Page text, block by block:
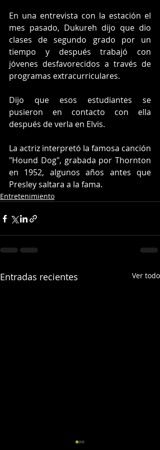
En una entrevista con la estación el
mes pasado, Dukureh dijo que dio
clases de segundo grado por un
tiempo y después trabajó con
jóvenes desfavorecidos a través de
programas extracurriculares.
Dijo que esos estudiantes se
pusieron en contacto con ella
después de verla en Elvis.
La actriz interpretó la famosa canción
"Hound Dog", grabada por Thornton
en 1952, algunos años antes que
Presley saltara a la fama.
Entretenimiento
Entradas recientes Ver todo